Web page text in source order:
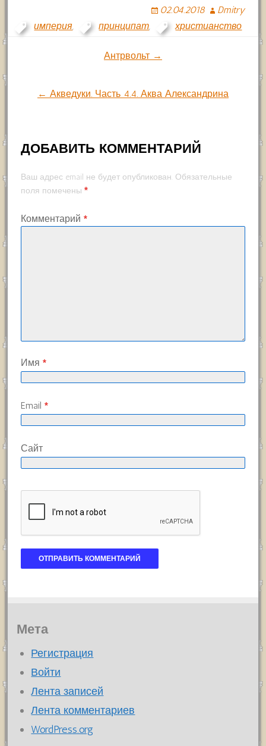
02.04.2018
Dmitry
империя
принципат христианство
НавигацияАнтрвольт →
← Акведуки. Часть 4.4. Аква Александрина
ДОБАВИТЬ КОММЕНТАРИЙ
Ваш адрес email не будет опубликован. Обязательные
поля помечены *
Комментарий *
Имя *
Email *
Сайт
Мета
Регистрация
Войти
Лента записей
Лента комментариев
WordPress.org